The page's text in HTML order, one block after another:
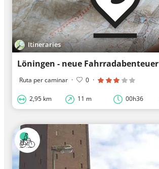
Itineraries
Löningen - neue Fahrradabenteuer
Ruta per caminar · 0 ·
2,95 km 11 m 00h36